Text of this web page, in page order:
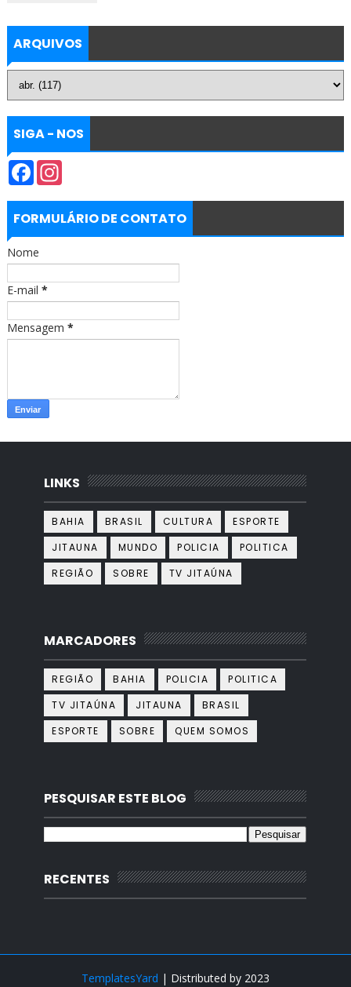
ARQUIVOS
SIGA - NOS
F
e
b
o
k
I
t
a
r
m
FORMULÁRIO DE CONTATO
Nome
E-mail *
Mensagem *
LINKS
BAHIA BRASIL CULTURA
ESPORTE
JITAUNA
MUNDO POLICIA
POLITICA
REGIÃO
SOBRE TV JITAÚNA
MARCADORES
REGIÃO BAHIA POLICIA
POLITICA
TV JITAÚNA
JITAUNA
BRASIL
ESPORTE
SOBRE QUEM SOMOS
PESQUISAR ESTE BLOG
RECENTES
TemplatesYard | Distributed by 2023